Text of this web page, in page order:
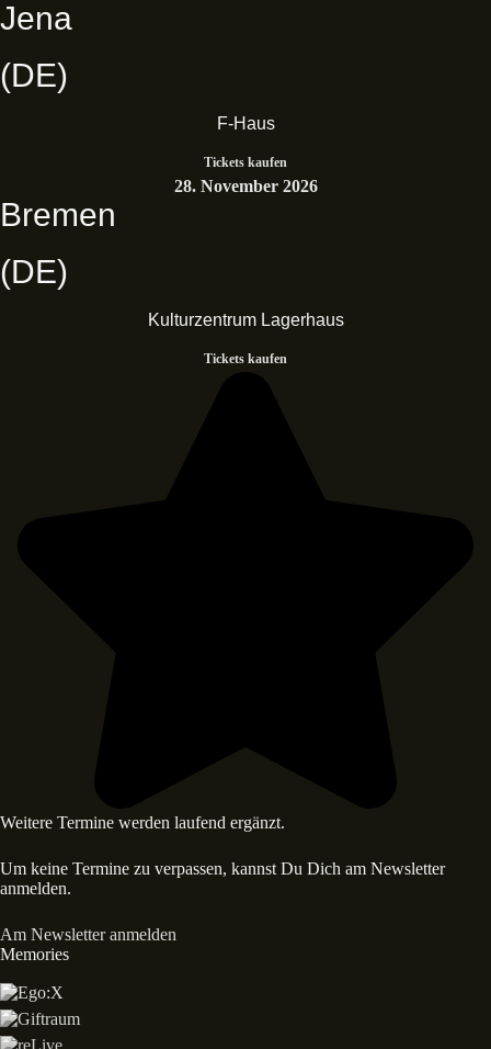
Jena
(DE)
F-Haus
Tickets kaufen
28. November 2026
Bremen
(DE)
Kulturzentrum Lagerhaus
Tickets kaufen
Weitere Termine werden laufend ergänzt.
Um keine Termine zu verpassen, kannst Du Dich am Newsletter
anmelden.
Am Newsletter anmelden
Memories